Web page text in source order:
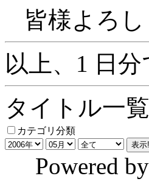
皆様よろ
以上、1 日分
タイトル一覧
カテゴリ分類
Powered by